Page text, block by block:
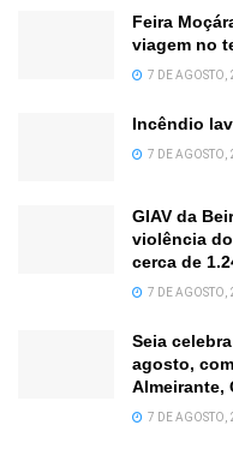
Feira
viagem no
7 DE AGOSTO,
Incêndio
7 DE AGOSTO,
GIAV da
violência
cerca de
7 DE AGOSTO,
Seia
agosto,
Almeirante,
7 DE AGOSTO,